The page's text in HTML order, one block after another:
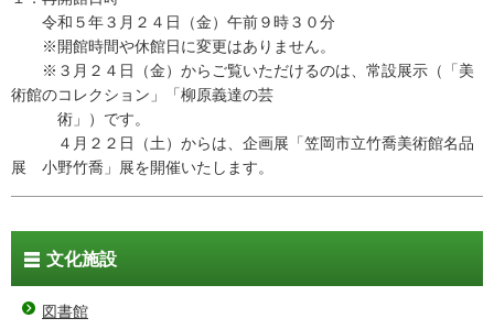
令和５年３月２４日（金）午前９時３０分
※開館時間や休館日に変更はありません。
※３月２４日（金）からご覧いただけるのは、常設展示（「美
術館のコレクション」「柳原義達の芸
術」）です。
４月２２日（土）からは、企画展「笠岡市立竹喬美術館名品
展 小野竹喬」展を開催いたします。
文化施設
図書館